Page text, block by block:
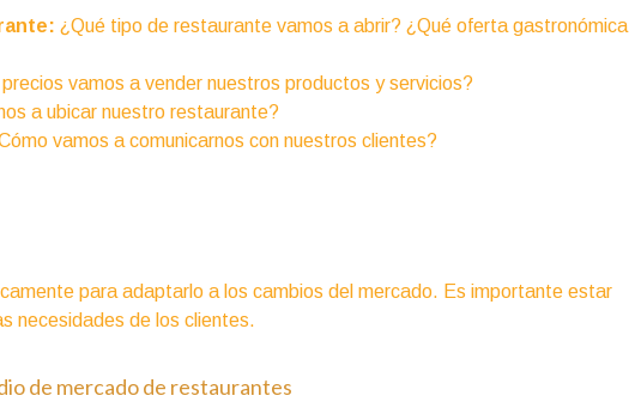
¿Qué tipo de restaurante vamos a abrir? ¿Qué oferta gastronómica
vamos a vender nuestros productos y servicios?
a ubicar nuestro restaurante?
vamos a comunicarnos con nuestros clientes?
para adaptarlo a los cambios del mercado. Es importante estar
necesidades de los clientes.
de mercado de restaurantes